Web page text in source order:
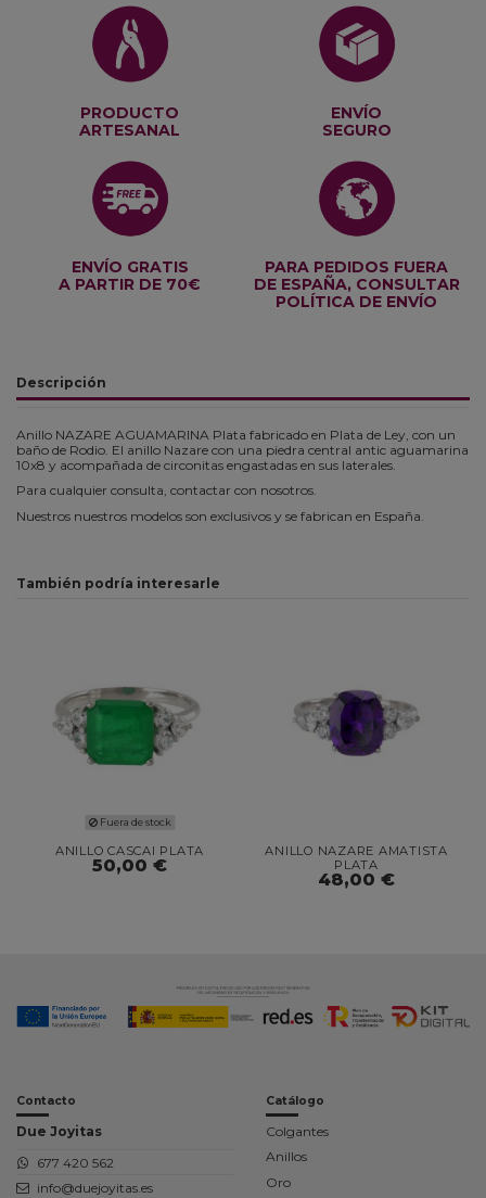
PRODUCTO
ARTESANAL
ENVÍO
SEGURO
ENVÍO GRATIS
A PARTIR DE 70€
PARA PEDIDOS FUERA
DE ESPAÑA, CONSULTAR
POLÍTICA DE ENVÍO
Descripción
Anillo NAZARE AGUAMARINA Plata fabricado en Plata de Ley, con un
baño de Rodio. El anillo Nazare con una piedra central antic aguamarina
10x8 y acompañada de circonitas engastadas en sus laterales.
Para cualquier consulta, contactar con nosotros.
Nuestros nuestros modelos son exclusivos y se fabrican en España.
También podría interesarle
Fuera de stock
ANILLO CASCAI PLATA
50,00 €
ANILLO NAZARE AMATISTA
PLATA
48,00 €
Contacto
Due Joyitas
677 420 562
info@duejoyitas.es
Catálogo
Colgantes
Anillos
Oro